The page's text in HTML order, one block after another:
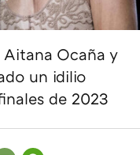
Ocaña y
un idilio
de 2023